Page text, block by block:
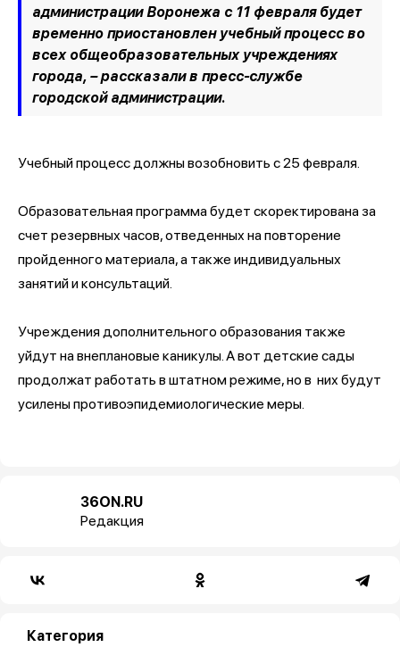
администрации Воронежа с 11 февраля будет
временно приостановлен учебный процесс во
всех общеобразовательных учреждениях
города, – рассказали в пресс-службе
городской администрации.
Учебный процесс должны возобновить с 25 февраля.
Образовательная программа будет скоректирована за
счет резервных часов, отведенных на повторение
пройденного материала, а также индивидуальных
занятий и консультаций.
Учреждения дополнительного образования также
уйдут на внеплановые каникулы. А вот детские сады
продолжат работать в штатном режиме, но в них будут
усилены противоэпидемиологические меры.
36ON.RU
Редакция
Категория